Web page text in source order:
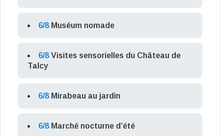
6/8 Muséum nomade
6/8 Visites sensorielles du Château de
Talcy
6/8 Mirabeau au jardin
6/8 Marché nocturne d’été